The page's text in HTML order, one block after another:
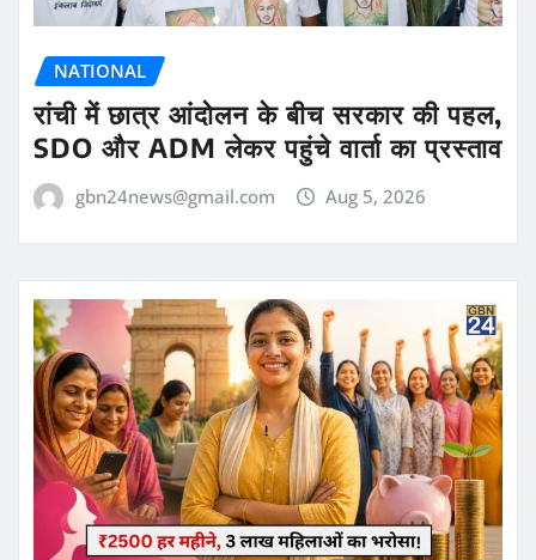
NATIONAL
रांची में छात्र आंदोलन के बीच सरकार की पहल,
SDO और ADM लेकर पहुंचे वार्ता का प्रस्ताव
gbn24news@gmail.com Aug 5, 2026